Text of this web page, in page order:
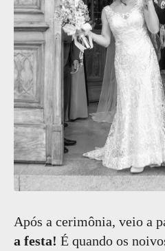
Após a cerimônia, veio a
a festa! É quando os